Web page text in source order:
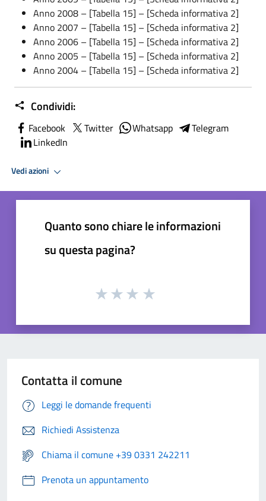
Anno 2008 – [Tabella 15] – [Scheda informativa 2]
Anno 2007 – [Tabella 15] – [Scheda informativa 2]
Anno 2006 – [Tabella 15] – [Scheda informativa 2]
Anno 2005 – [Tabella 15] – [Scheda informativa 2]
Anno 2004 – [Tabella 15] – [Scheda informativa 2]
Condividi:
Facebook Twitter Whatsapp
Telegram
LinkedIn
Vedi azioni
Quanto sono chiare le informazioni
su questa pagina?
Contatta il comune
Leggi le domande frequenti
Richiedi Assistenza
Chiama il comune +39 0331 242211
Prenota un appuntamento